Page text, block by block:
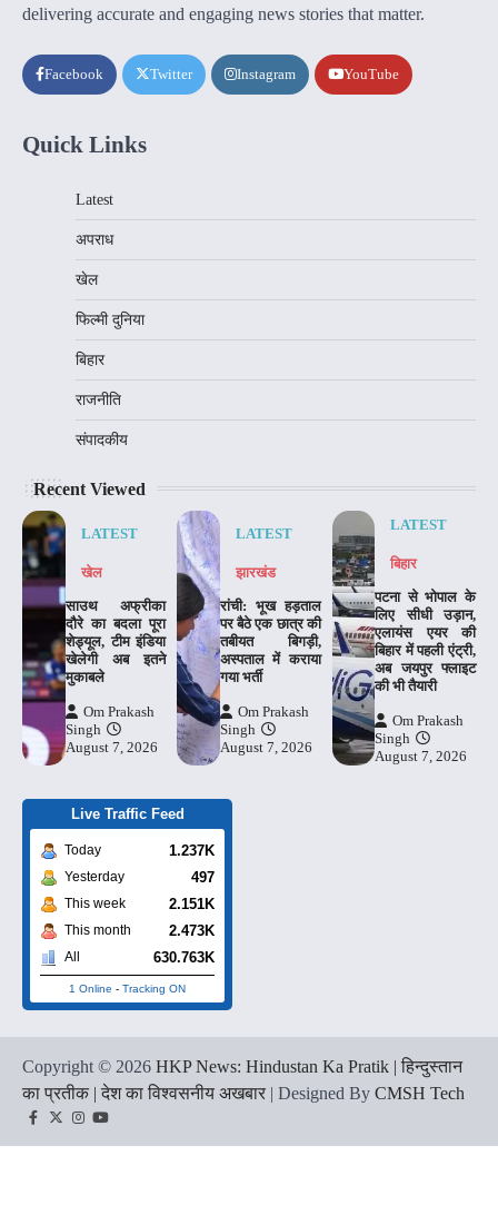
delivering accurate and engaging news stories that matter.
Facebook Twitter Instagram YouTube
Quick Links
Latest
अपराध
खेल
फिल्मी दुनिया
बिहार
राजनीति
संपादकीय
Recent Viewed
LATEST
खेल
साउथ अफ्रीका
दौरे का बदला पूरा
शेड्यूल, टीम इंडिया
खेलेगी अब इतने
मुकाबले
Om Prakash
Singh
August 7, 2026
LATEST
झारखंड
रांची: भूख हड़ताल
पर बैठे एक छात्र की
तबीयत बिगड़ी,
अस्पताल में कराया
गया भर्ती
Om Prakash
Singh
August 7, 2026
LATEST
बिहार
पटना से भोपाल के
लिए सीधी उड़ान,
एलायंस एयर की
बिहार में पहली एंट्री,
अब जयपुर फ्लाइट
की भी तैयारी
Om Prakash
Singh
August 7, 2026
Live Traffic Feed
Today 1.237K
Yesterday 497
This week 2.151K
This month 2.473K
All 630.763K
1 Online - Tracking ON
Copyright © 2026 HKP News: Hindustan Ka Pratik | हिन्दुस्तान
का प्रतीक | देश का विश्वसनीय अखबार | Designed By CMSH Tech
Facebook
TwitterInstagram
YouTube